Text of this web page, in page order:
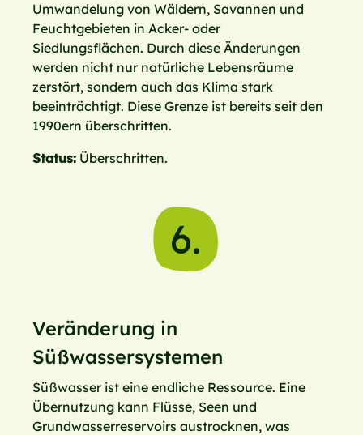
Umwandelung von Wäldern, Savannen und
Feuchtgebieten in Acker- oder
Siedlungsflächen. Durch diese Änderungen
werden nicht nur natürliche Lebensräume
zerstört, sondern auch das Klima stark
beeinträchtigt. Diese Grenze ist bereits seit den
1990ern überschritten.
Status: Überschritten.
6.
Veränderung in
Süßwassersystemen
Süßwasser ist eine endliche Ressource. Eine
Übernutzung kann Flüsse, Seen und
Grundwasserreservoirs austrocknen, was